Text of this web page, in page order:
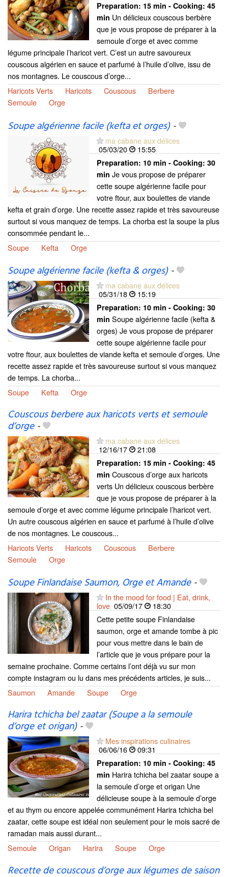
Preparation: 15 min - Cooking: 45
min Un délicieux couscous berbère
que je vous propose de préparer à la
semoule d’orge et avec comme
légume principale l’haricot vert. C’est un autre savoureux
couscous algérien en sauce et parfumé à l’huile d’olive, issu de
nos montagnes. Le couscous d’orge...
Haricots Verts
Haricots Couscous
Berbere
Semoule
Orge
Soupe algérienne facile (kefta et orges)-
ma cabane aux délices
05/03/20
15:55
Preparation: 10 min - Cooking: 30
min Je vous propose de préparer
cette soupe algérienne facile pour
votre ftour, aux boulettes de viande
kefta et grain d’orge. Une recette assez rapide et très savoureuse
surtout si vous manquez de temps. La chorba est la soupe la plus
consommée pendant le...
Soupe
Kefta Orge
Soupe algérienne facile (kefta & orges)-
ma cabane aux délices
05/31/18
15:19
Preparation: 10 min - Cooking: 30
min Soupe algérienne facile (kefta &
orges) Je vous propose de préparer
cette soupe algérienne facile pour
votre ftour, aux boulettes de viande kefta et semoule d’orges. Une
recette assez rapide et très savoureuse surtout si vous manquez
de temps. La chorba...
Soupe
Kefta Orge
Couscous berbere aux haricots verts et semoule
d’orge-
ma cabane aux délices
12/16/17
21:08
Preparation: 15 min - Cooking: 45
min Couscous d’orge aux haricots
verts Un délicieux couscous berbère
que je vous propose de préparer à la
semoule d’orge et avec comme légume principale l’haricot vert.
Un autre couscous algérien en sauce et parfumé à l’huile d’olive
de nos montagnes. Le couscous...
Haricots Verts
Haricots Couscous
Berbere
Semoule
Orge
Soupe Finlandaise Saumon, Orge et Amande-
In the mood for food | Eat, drink,
love 05/09/17
18:30
Cette petite soupe Finlandaise
saumon, orge et amande tombe à pic
pour vous mettre dans le bain de
l’article que je vous prépare pour la
semaine prochaine. Comme certains l’ont déjà vu sur mon
compte instagram ou lu dans mes précédents articles, je suis...
Saumon
Amande Soupe Orge
Harira tchicha bel zaatar (Soupe a la semoule
d’orge et origan)-
Mes inspirations culinaires
06/06/16
09:31
Preparation: 10 min - Cooking: 45
min Harira tchicha bel zaatar soupe a
la semoule d’orge et origan Une
délicieuse soupe à la semoule d’orge
et au thym ou encore appelée communément Harira tchicha bel
zaatar, cette soupe est idéal non seulement pour le mois sacré de
ramadan mais aussi durant...
Semoule
Origan Harira Soupe Orge
Recette de couscous d’orge aux légumes de saison